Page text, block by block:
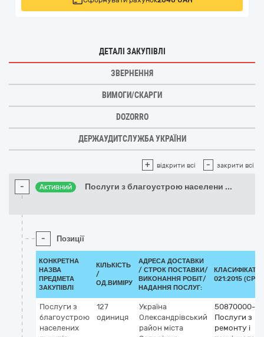
ДЕТАЛІ ЗАКУПІВЛІ
ЗВЕРНЕННЯ
ВИМОГИ/СКАРГИ
DOZORRO
ДЕРЖАУДИТСЛУЖБА УКРАЇНИ
+ відкрити всі - закрити всі
- Активний Послуги з благоустрою населени ...
- Позиції
КОНКРЕТНА
НАЗВА
ПРЕДМЕТА
ЗАКУПІВЛІ
КІЛЬКІСТЬ
/
ОД.ВИМІРУ
АДРЕСА ДОСТАВКИ
/ СТРОК ПОСТАВКИ/
ВИКОНАННЯ РОБІТ/
НАДАННЯ ПОСЛУГ:
021:2015 (CPV)
Послуги з
благоустрою
населених
127
одиниця
Україна
Олександрівський
район міста
50870000-4
Послуги з
ремонту і